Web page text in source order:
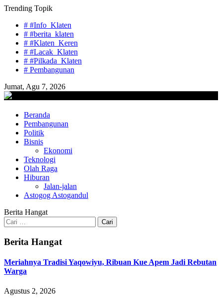
Skip
content
Trending Topik
# #Info_Klaten
# #berita_klaten
# #Klaten_Keren
# #Lacak_Klaten
# #Pilkada_Klaten
# Pembangunan
Jumat, Agu 7, 2026
lacaknews.com
Lacak Gaya Baru
Beranda
Pembangunan
Politik
Bisnis
Ekonomi
Teknologi
Olah Raga
Hiburan
Jalan-jalan
Astogog Astogandul
Berita Hangat
Cari
untuk:
Berita Hangat
Meriahnya Tradisi Yaqowiyu, Ribuan Kue Apem Jadi Rebutan
Warga
Agustus 2, 2026